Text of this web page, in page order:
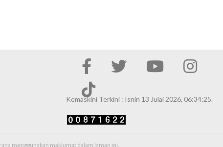
Kemaskini Terkini : Isnin 13 Julai 2026, 06:34:25.
menggunakan maklumat dalam laman ini.